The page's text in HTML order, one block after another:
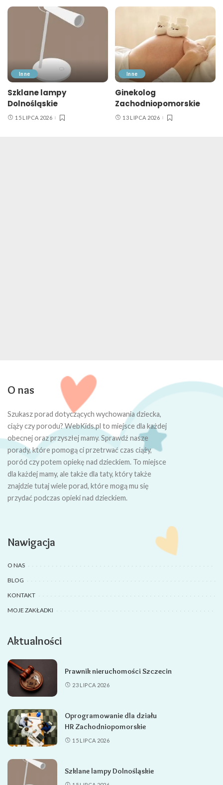
Inne
Szklane lampy
Dolnośląskie
15 LIPCA 2026
Inne
Ginekolog
Zachodniopomorskie
13 LIPCA 2026
O nas
Szukasz porad dotyczących wychowania dziecka,
ciąży czy porodu? WebKids.pl to miejsce dla każdej
obecnej oraz przyszłej mamy. Sprawdź nasze
porady, które pomogą ci przetrwać czas ciąży,
poród czy potem opiekę nad dzieckiem. To miejsce
dla każdej mamy, ale także dla taty, który także
znajdzie tutaj wiele porad, które mogą mu się
przydać podczas opieki nad dzieckiem.
Nawigacja
O NAS
BLOG
KONTAKT
MOJE ZAKŁADKI
Aktualności
Prawnik nieruchomości Szczecin
23 LIPCA 2026
Oprogramowanie dla działu
HR Zachodniopomorskie
15 LIPCA 2026
Szklane lampy Dolnośląskie